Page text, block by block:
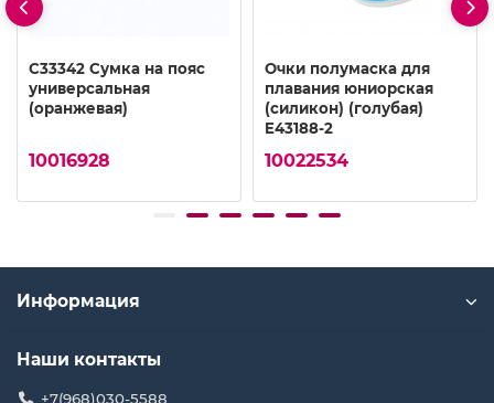
C33342 Сумка на пояс
универсальная
(оранжевая)
10016928
Очки полумаска для
плавания юниорская
(силикон) (голубая)
E43188-2
10022534
Информация
Наши контакты
+7(968)030-5588